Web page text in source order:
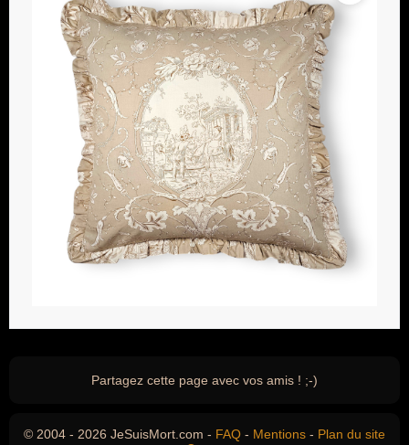
Partagez cette page avec vos amis ! ;-)
© 2004 - 2026 JeSuisMort.com - FAQ - Mentions - Plan du site